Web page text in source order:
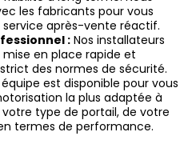
les fabricants pour vous
après-vente réactif.
: Nos installateurs
en place rapide et
des normes de sécurité.
est disponible pour vous
la plus adaptée à
type de portail, de votre
termes de performance.